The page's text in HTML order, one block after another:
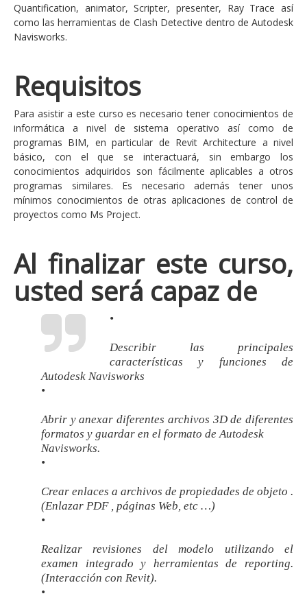
Quantification, animator, Scripter, presenter, Ray Trace así
como las herramientas de Clash Detective dentro de Autodesk
Navisworks.
Requisitos
Para asistir a este curso es necesario tener conocimientos de
informática a nivel de sistema operativo así como de
programas BIM, en particular de Revit Architecture a nivel
básico, con el que se interactuará, sin embargo los
conocimientos adquiridos son fácilmente aplicables a otros
programas similares. Es necesario además tener unos
mínimos conocimientos de otras aplicaciones de control de
proyectos como Ms Project.
Al finalizar este curso,
usted será capaz de
•
Describir las principales
características y funciones de
Autodesk Navisworks
•
Abrir y anexar diferentes archivos 3D de diferentes
formatos y guardar en el formato de Autodesk
Navisworks.
•
Crear enlaces a archivos de propiedades de objeto .
(Enlazar PDF , páginas Web, etc …)
•
Realizar revisiones del modelo utilizando el
examen integrado y herramientas de reporting.
(Interacción con Revit).
•